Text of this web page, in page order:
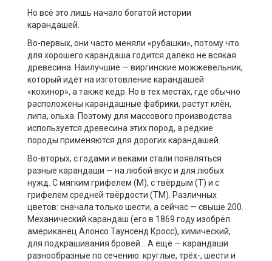
Но всё это лишь начало богатой истории
карандашей.
Во-первых, они часто меняли «рубашки», потому что
для хорошего карандаша годится далеко не всякая
древесина. Наилучшие — виргинские можжевельник,
который идёт на изготовление карандашей
«кохинор», а также кедр. Но в тех местах, где обычно
расположены карандашные фабрики, растут клён,
липа, ольха. Поэтому для массового производства
используется древесина этих пород, а редкие
породы применяются для дорогих карандашей.
Во-вторых, с годами и веками стали появляться
разные карандаши — на любой вкус и для любых
нужд. С мягким грифелем (М), с твёрдым (Т) и с
грифелем средней твёрдости (ТМ). Различных
цветов: сначала только шести, а сейчас — свыше 200.
Механический карандаш (его в 1869 году изобрёл
американец Алонсо Таунсенд Кросс), химический,
для подкрашивания бровей… А ещё — карандаши
разнообразные по сечению: круглые, трёх-, шести и